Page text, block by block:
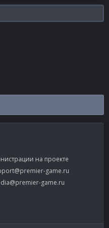
на проекте
game.ru
game.ru